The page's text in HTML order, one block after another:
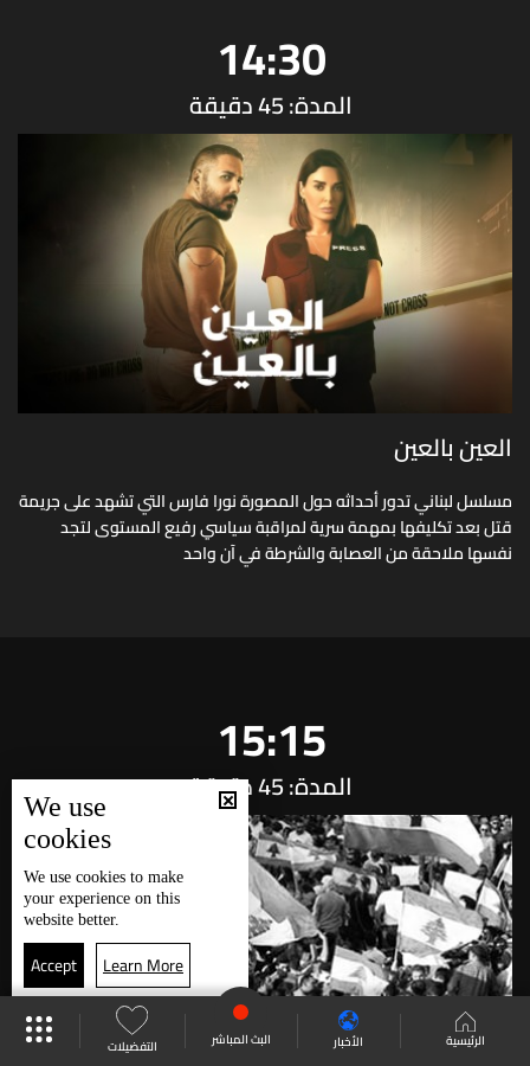
الرئيسية الأخبار البث المباشر التفضيلات
14:30
المدة: 45 دقيقة
العين بالعين
مسلسل لبناني تدور أحداثه حول المصورة نورا فارس التي تشهد على جريمة
قتل بعد تكليفها بمهمة سرية لمراقبة سياسي رفيع المستوى لتجد
نفسها ملاحقة من العصابة والشرطة في آن واحد
15:15
المدة: 45 دقيقة
We use
cookies
We use cookies to make
your experience on this
website better.
Accept Learn More